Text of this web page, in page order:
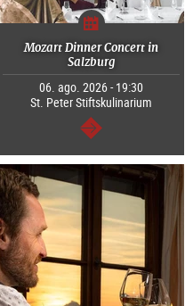
Mozart Dinner Concert in
Salzburg
06. ago. 2026 - 19:30
St. Peter Stiftskulinarium
segue